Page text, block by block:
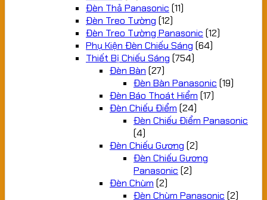
Đèn Thả Panasonic (11)
Đèn Treo Tường (12)
Đèn Treo Tường Panasonic (12)
Phụ Kiện Đèn Chiếu Sáng (64)
Thiết Bị Chiếu Sáng (754)
Đèn Bàn (27)
Đèn Bàn Panasonic (19)
Đèn Báo Thoát Hiểm (17)
Đèn Chiếu Điểm (24)
Đèn Chiếu Điểm Panasonic
(4)
Đèn Chiếu Gương (2)
Đèn Chiếu Gương
Panasonic (2)
Đèn Chùm (2)
Đèn Chùm Panasonic (2)